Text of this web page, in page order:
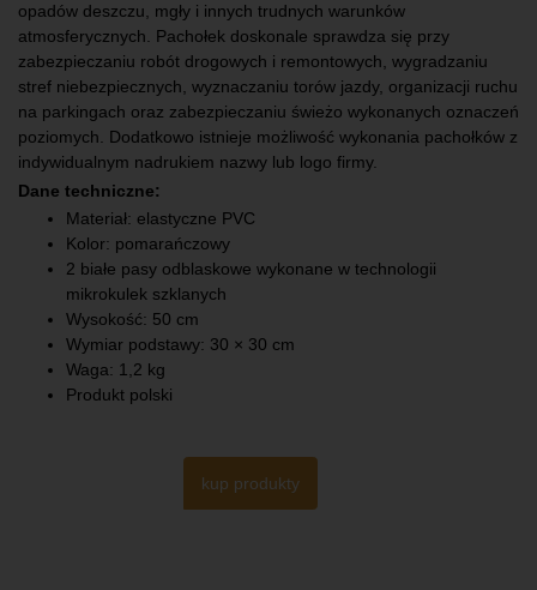
opadów deszczu, mgły i innych trudnych warunków
atmosferycznych. Pachołek doskonale sprawdza się przy
zabezpieczaniu robót drogowych i remontowych, wygradzaniu
stref niebezpiecznych, wyznaczaniu torów jazdy, organizacji ruchu
na parkingach oraz zabezpieczaniu świeżo wykonanych oznaczeń
poziomych. Dodatkowo istnieje możliwość wykonania pachołków z
indywidualnym nadrukiem nazwy lub logo firmy.
Dane techniczne:
Materiał: elastyczne PVC
Kolor: pomarańczowy
2 białe pasy odblaskowe wykonane w technologii
mikrokulek szklanych
Wysokość: 50 cm
Wymiar podstawy: 30 × 30 cm
Waga: 1,2 kg
Produkt polski
kup produkty